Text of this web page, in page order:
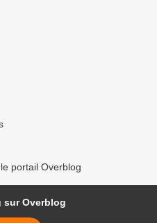
portail Overblog
sur Overblog